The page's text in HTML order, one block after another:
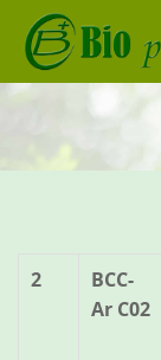
2
BCC-
Ar C02